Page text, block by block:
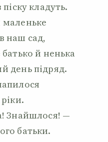
піску кладуть.
маленьке
наш сад,
й ненька
день підряд.
Знайшлося! —
батьки.